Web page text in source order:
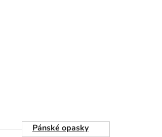
Pánské opasky